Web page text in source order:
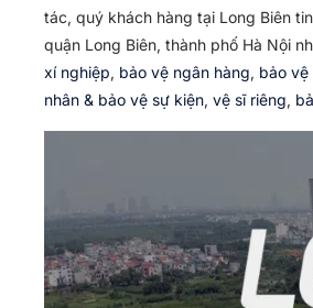
tác, quý khách hàng tại Long Biên
quận Long Biên, thành phố Hà Nội
xí nghiệp, bảo vệ ngân hàng, bảo vệ
nhân & bảo vệ sự kiện, vệ sĩ riêng,